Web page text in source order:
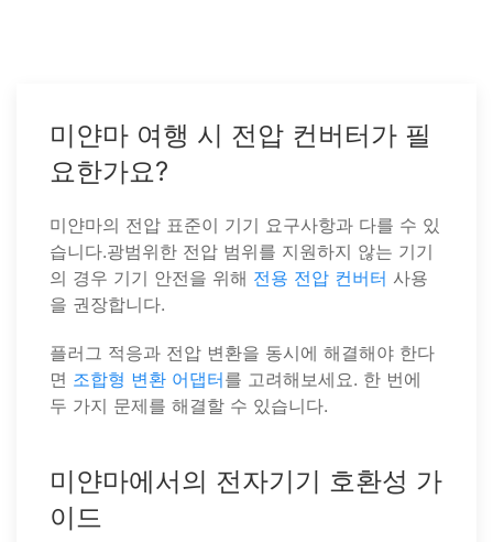
미얀마 여행 시 전압 컨버터가 필
요한가요?
미얀마의 전압 표준이 기기 요구사항과 다를 수 있
습니다.광범위한 전압 범위를 지원하지 않는 기기
의 경우 기기 안전을 위해 전용 전압 컨버터 사용
을 권장합니다.
플러그 적응과 전압 변환을 동시에 해결해야 한다
면 조합형 변환 어댑터를 고려해보세요. 한 번에
두 가지 문제를 해결할 수 있습니다.
미얀마에서의 전자기기 호환성 가
이드